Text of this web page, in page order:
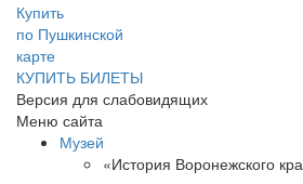
Купить
по Пушкинской
карте
КУПИТЬ БИЛЕТЫ
Версия для слабовидящих
Меню сайта
Музей
«История Воронежского